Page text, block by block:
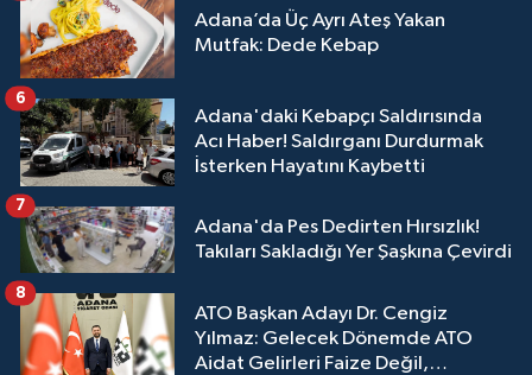
Adana’da Üç Ayrı Ateş Yakan
Mutfak: Dede Kebap
Adana'daki Kebapçı Saldırısında
Acı Haber! Saldırganı Durdurmak
İsterken Hayatını Kaybetti
6
Adana'da Pes Dedirten Hırsızlık!
Takıları Sakladığı Yer Şaşkına Çevirdi
7
ATO Başkan Adayı Dr. Cengiz
Yılmaz: Gelecek Dönemde ATO
Aidat Gelirleri Faize Değil,
8